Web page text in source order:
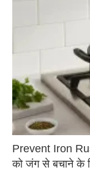
Prevent Iron
को जंग से बचाने के